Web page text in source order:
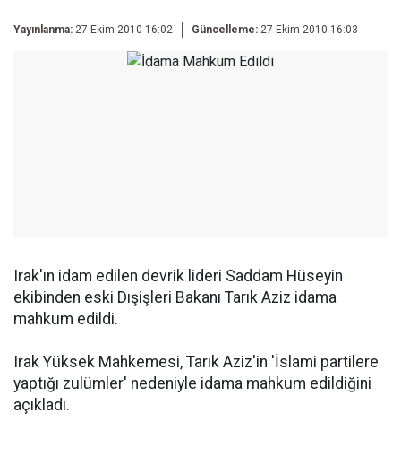
Yayınlanma: 27 Ekim 2010 16:02 Güncelleme: 27 Ekim 2010 16:03
Irak'ın idam edilen devrik lideri Saddam Hüseyin
ekibinden eski Dışişleri Bakanı Tarık Aziz idama
mahkum edildi.
Irak Yüksek Mahkemesi, Tarık Aziz'in 'İslami partilere
yaptığı zulümler' nedeniyle idama mahkum edildiğini
açıkladı.